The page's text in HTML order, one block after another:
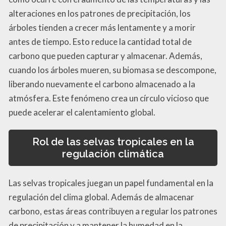
alteraciones en los patrones de precipitación, los
árboles tienden a crecer más lentamente y a morir
antes de tiempo. Esto reduce la cantidad total de
carbono que pueden capturar y almacenar. Además,
cuando los árboles mueren, su biomasa se descompone,
liberando nuevamente el carbono almacenado a la
atmósfera. Este fenómeno crea un círculo vicioso que
puede acelerar el calentamiento global.
Rol de las selvas tropicales en la
regulación climática
Las selvas tropicales juegan un papel fundamental en la
regulación del clima global. Además de almacenar
carbono, estas áreas contribuyen a regular los patrones